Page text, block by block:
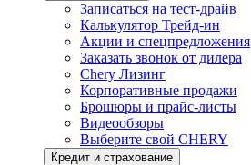
Записаться на тест-драйв
Калькулятор Трейд-ин
Акции и спецпредложения
Заказать звонок от дилера
Chery Лизинг
Корпоративные продажи
Брошюры и прайс-листы
Видеообзоры
Выберите свой CHERY
Кредит и страхование